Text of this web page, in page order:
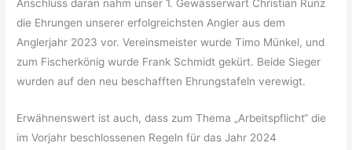
Anschluss daran nahm unser 1. Gewässerwart Christian Runz
die Ehrungen unserer erfolgreichsten Angler aus dem
Anglerjahr 2023 vor. Vereinsmeister wurde Timo Münkel, und
zum Fischerkönig wurde Frank Schmidt gekürt. Beide Sieger
wurden auf den neu beschafften Ehrungstafeln verewigt.
Erwähnenswert ist auch, dass zum Thema „Arbeitspflicht“ die
im Vorjahr beschlossenen Regeln für das Jahr 2024